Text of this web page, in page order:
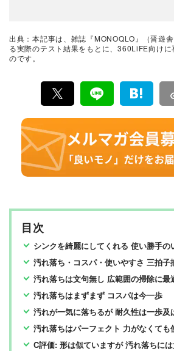
に良いモノ」だけを厳選して紹
中心に、11名以上の編集体制で
出典：本記事は、雑誌『MONOQLO』（晋遊
る実際のテスト結果をもとに、360LiFE向けに
のです。
目次
シンクを綺麗にしてくれる 使い勝手の
汚れ落ち・コスパ・使いやすさ 三拍子
汚れ落ちは文句無し 広範囲の掃除に最
汚れ落ちはまずまず コスパは今一歩
汚れが一気に落ちるが 耐久性は一歩及
汚れ落ちはパーフェクト 力がなくても
C評価: 形は似ていますが 汚れ落ちに